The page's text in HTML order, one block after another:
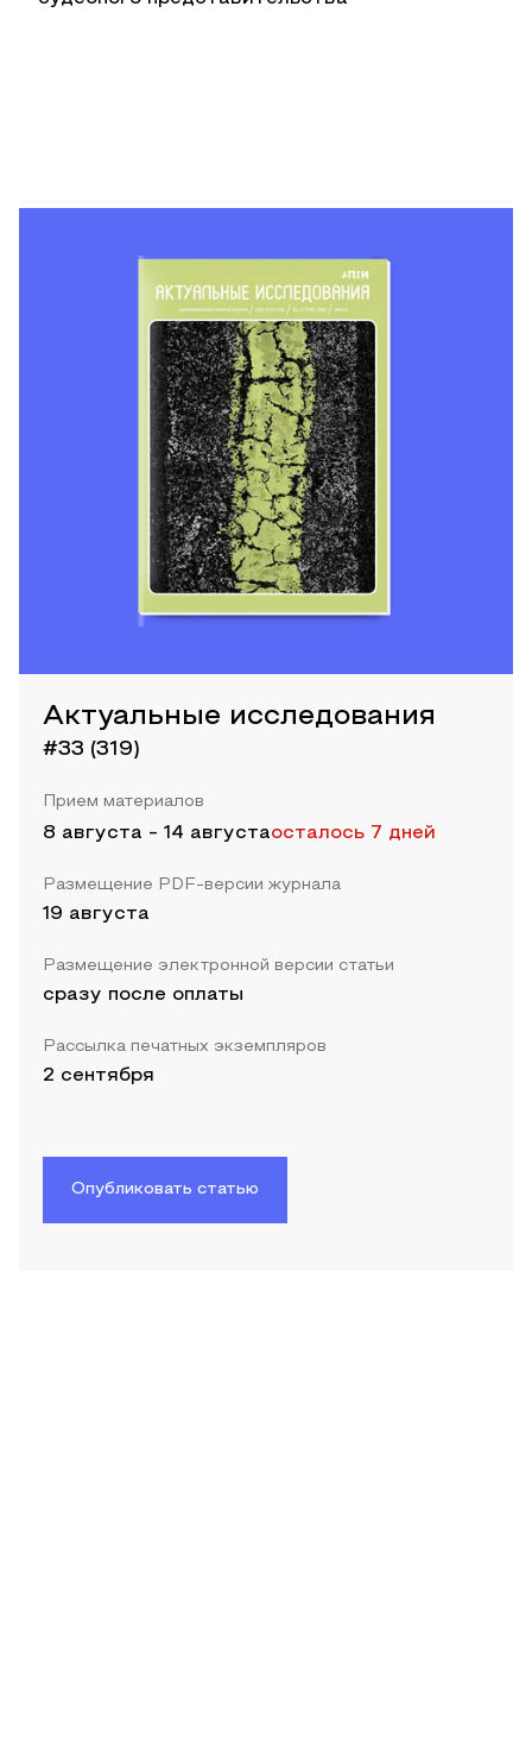
Актуальные исследования
#33 (319)
Прием материалов
8 августа - 14 августаосталось 7 дней
Размещение PDF-версии журнала
19 августа
Размещение электронной версии статьи
сразу после оплаты
Рассылка печатных экземпляров
2 сентября
Опубликовать статью